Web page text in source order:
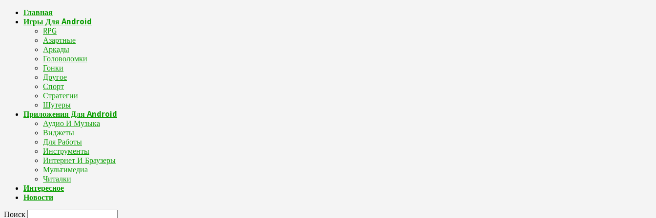
Главная
Игры Для Android
RPG
Азартные
Аркады
Головоломки
Гонки
Другое
Спорт
Стратегии
Шутеры
Приложения Для Android
Аудио И Музыка
Виджеты
Для Работы
Инструменты
Интернет И Браузеры
Мультимедиа
Читалки
Интересное
Новости
Поиск